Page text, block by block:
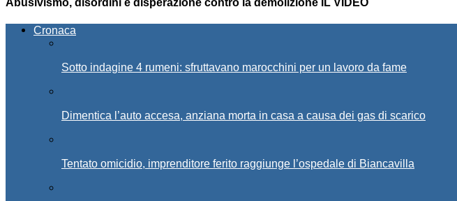
Abusivismo, disordini e disperazione contro la demolizione IL VIDEO
Cronaca
Sotto indagine 4 rumeni: sfruttavano marocchini per un lavoro da fame
Dimentica l’auto accesa, anziana morta in casa a causa dei gas di scarico
Tentato omicidio, imprenditore ferito raggiunge l’ospedale di Biancavilla